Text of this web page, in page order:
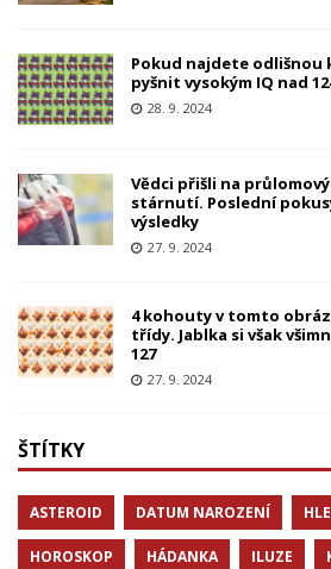
Pokud najdete odlišnou
pyšnit vysokým IQ nad
28. 9. 2024
Vědci přišli na
stárnutí. Poslední
výsledky
27. 9. 2024
4 kohouty v tomto
třídy. Jablka si však
127
27. 9. 2024
ŠTÍTKY
ASTEROID DATUM NAROZENÍ
HOROSKOP HÁDANKA ILUZE